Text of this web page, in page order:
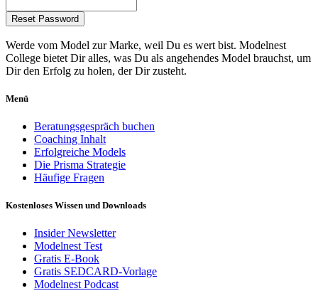
Werde vom Model zur Marke, weil Du es wert bist. Modelnest
College bietet Dir alles, was Du als angehendes Model brauchst, um
Dir den Erfolg zu holen, der Dir zusteht.
Menü
Beratungsgespräch buchen
Coaching Inhalt
Erfolgreiche Models
Die Prisma Strategie
Häufige Fragen
Kostenloses Wissen und Downloads
Insider Newsletter
Modelnest Test
Gratis E-Book
Gratis SEDCARD-Vorlage
Modelnest Podcast